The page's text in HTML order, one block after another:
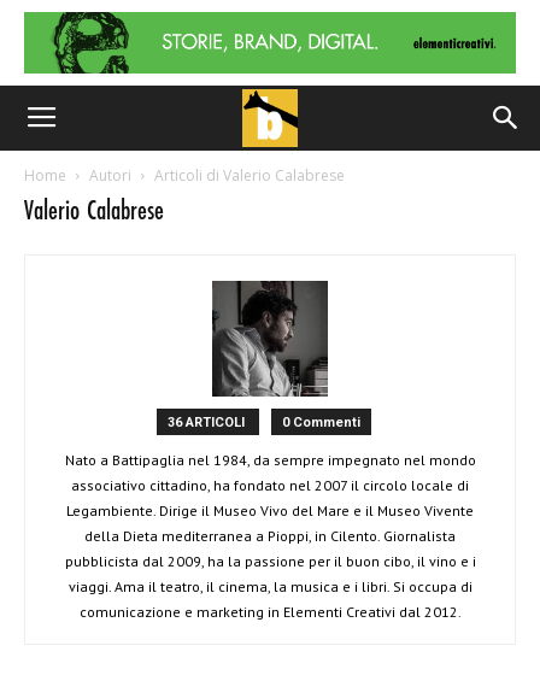
Home Autori Articoli di Valerio Calabrese
Valerio Calabrese
36 ARTICOLI 0 Commenti
Nato a Battipaglia nel 1984, da sempre impegnato nel mondo
associativo cittadino, ha fondato nel 2007 il circolo locale di
Legambiente. Dirige il Museo Vivo del Mare e il Museo Vivente
della Dieta mediterranea a Pioppi, in Cilento. Giornalista
pubblicista dal 2009, ha la passione per il buon cibo, il vino e i
viaggi. Ama il teatro, il cinema, la musica e i libri. Si occupa di
comunicazione e marketing in Elementi Creativi dal 2012.